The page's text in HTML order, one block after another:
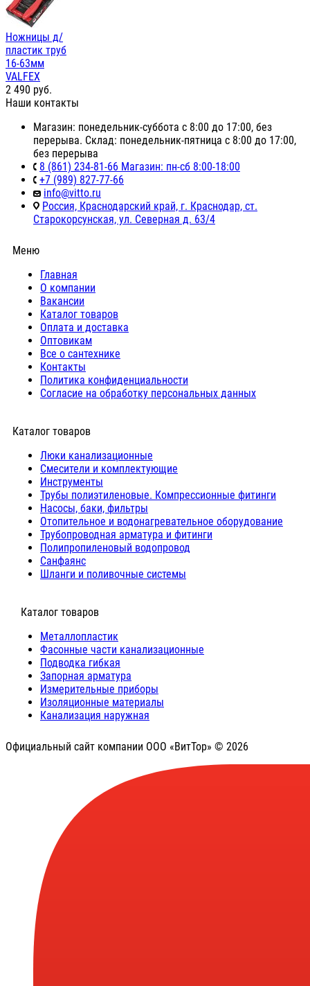
Ножницы д/
пластик труб
16-63мм
VALFEX
2 490 руб.
Наши контакты
Магазин: понедельник-суббота с 8:00 до 17:00, без
перерыва. Склад: понедельник-пятница с 8:00 до 17:00,
без перерыва
8 (861) 234-81-66 Магазин: пн-сб 8:00-18:00
+7 (989) 827-77-66
info@vitto.ru
Россия, Краснодарский край, г. Краснодар, ст.
Старокорсунская, ул. Северная д. 63/4
Меню
Главная
О компании
Вакансии
Каталог товаров
Оплата и доставка
Оптовикам
Все о сантехнике
Контакты
Политика конфиденциальности
Согласие на обработку персональных данных
Каталог товаров
Люки канализационные
Cмесители и комплектующие
Инструменты
Трубы полиэтиленовые. Компрессионные фитинги
Насосы, баки, фильтры
Отопительное и водонагревательное оборудование
Трубопроводная арматура и фитинги
Полипропиленовый водопровод
Санфаянс
Шланги и поливочные системы
⠀Каталог товаров
Металлопластик
Фасонные части канализационные
Подводка гибкая
Запорная арматура
Измерительные приборы
Изоляционные материалы
Канализация наружная
Официальный сайт компании ООО «ВитТор» © 2026